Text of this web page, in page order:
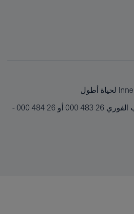
يتطلب طقم التركيب الفوري 26 483 000 أو 26 484 000 -